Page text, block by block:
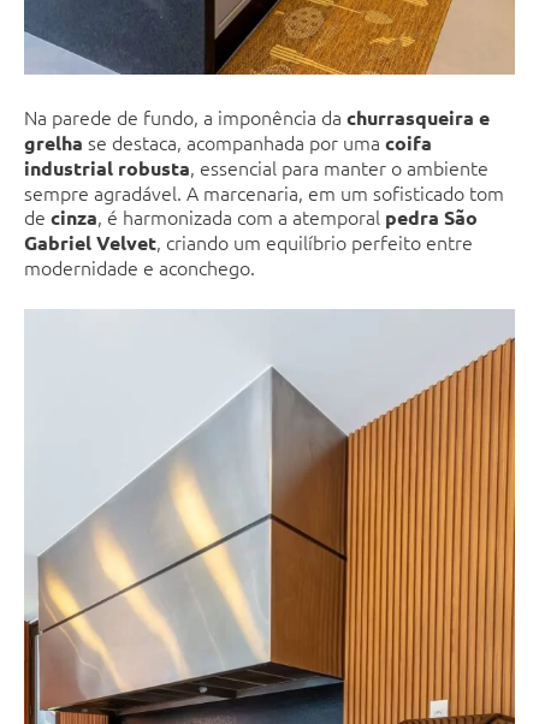
Na parede de fundo, a imponência da churrasqueira e
grelha se destaca, acompanhada por uma coifa
industrial robusta, essencial para manter o ambiente
sempre agradável. A marcenaria, em um sofisticado tom
de cinza, é harmonizada com a atemporal pedra São
Gabriel Velvet, criando um equilíbrio perfeito entre
modernidade e aconchego.